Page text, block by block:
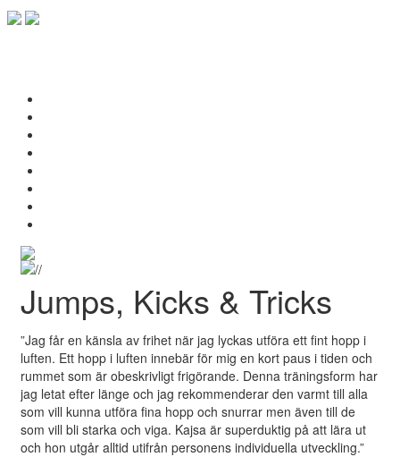
Jumps, Kicks & Tricks
”Jag får en känsla av frihet när jag lyckas utföra ett fint hopp i
luften. Ett hopp i luften innebär för mig en kort paus i tiden och
rummet som är obeskrivligt frigörande. Denna träningsform har
jag letat efter länge och jag rekommenderar den varmt till alla
som vill kunna utföra fina hopp och snurrar men även till de
som vill bli starka och viga. Kajsa är superduktig på att lära ut
och hon utgår alltid utifrån personens individuella utveckling.”